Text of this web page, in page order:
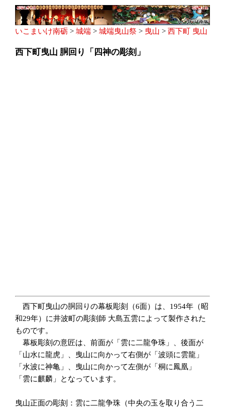
いこまいけ南砺 > 城端 > 城端曳山祭 > 曳山 > 西下町 曳山
西下町曳山 胴回り「四神の彫刻」
西下町曳山の胴回りの幕板彫刻（6面）は、1954年（昭
和29年）に井波町の彫刻師 大島五雲によって製作された
ものです。
幕板彫刻の意匠は、前面が「雲に二龍争珠」、後面が
「山水に龍虎」、曳山に向かって右側が「波頭に雲龍」
「水波に神亀」、曳山に向かって左側が「桐に鳳凰」
「雲に麒麟」となっています。
曳山正面の彫刻：雲に二龍争珠（中央の玉を取り合う二